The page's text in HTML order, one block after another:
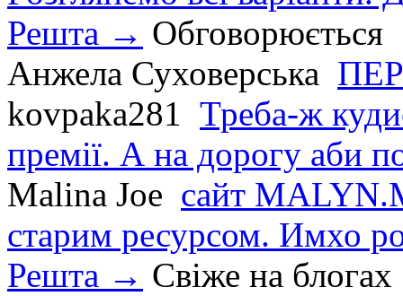
Решта → Обговорюється
Анжела Суховерська
kovpaka281 Треба-ж
премії. А на дорогу аби
Malina Joe сайт
старим ресурсом. Имхо
Решта → Свіже на блогах